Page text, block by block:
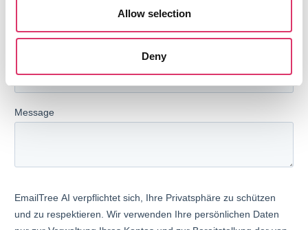
Allow selection
Deny